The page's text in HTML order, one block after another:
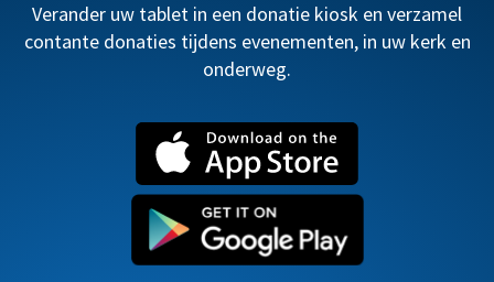
Verander uw tablet in een donatie kiosk en verzamel
contante donaties tijdens evenementen, in uw kerk en
onderweg.